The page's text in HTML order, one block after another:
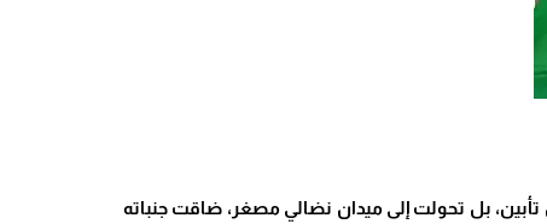
السبت 20 دجنبر 2025، مجرد حيز جغرافي لاحتضان حفل تأبين، بل تحولت إلى ميدان نضالي مصغر، ضاقت جنباته